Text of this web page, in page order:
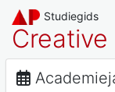
Studiegids